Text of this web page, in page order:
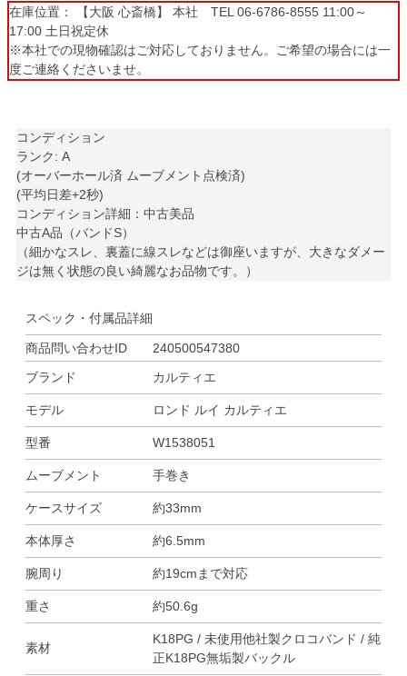
在庫位置： 【大阪 心斎橋】 本社 TEL 06-6786-8555 11:00～
17:00 土日祝定休
※本社での現物確認はご対応しておりません。ご希望の場合には一
度ご連絡くださいませ。
コンディション
ランク: A
(オーバーホール済 ムーブメント点検済)
(平均日差+2秒)
コンディション詳細：中古美品
中古A品（バンドS）
（細かなスレ、裏蓋に線スレなどは御座いますが、大きなダメー
ジは無く状態の良い綺麗なお品物です。）
スペック・付属品詳細
商品問い合わせID
240500547380
ブランド
カルティエ
モデル ロンド ルイ カルティエ
型番 W1538051
ムーブメント 手巻き
ケースサイズ 約33mm
本体厚さ 約6.5mm
腕周り 約19cmまで対応
重さ 約50.6g
素材
K18PG / 未使用他社製クロコバンド / 純
正K18PG無垢製バックル